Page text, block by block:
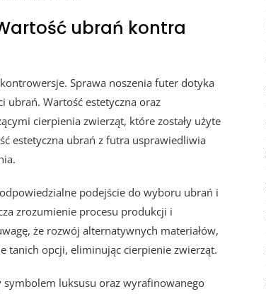
ubrań kontra
Sprawa noszenia futer dotyka
ubrań. Wartość estetyczna oraz
cierpienia zwierząt, które zostały użyte
estetyczna ubrań z futra usprawiedliwia
podejście do wyboru ubrań i
zrozumienie procesu produkcji i
że rozwój alternatywnych materiałów,
opcji, eliminując cierpienie zwierząt.
symbolem luksusu oraz wyrafinowanego